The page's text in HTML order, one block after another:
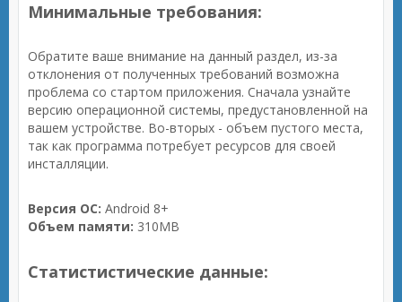
Минимальные требования:
Обратите ваше внимание на данный раздел, из-за
отклонения от полученных требований возможна
проблема со стартом приложения. Сначала узнайте
версию операционной системы, предустановленной на
вашем устройстве. Во-вторых - объем пустого места,
так как программа потребует ресурсов для своей
инсталляции.
Версия ОС: Android 8+
Объем памяти: 310MB
Статистистические данные: